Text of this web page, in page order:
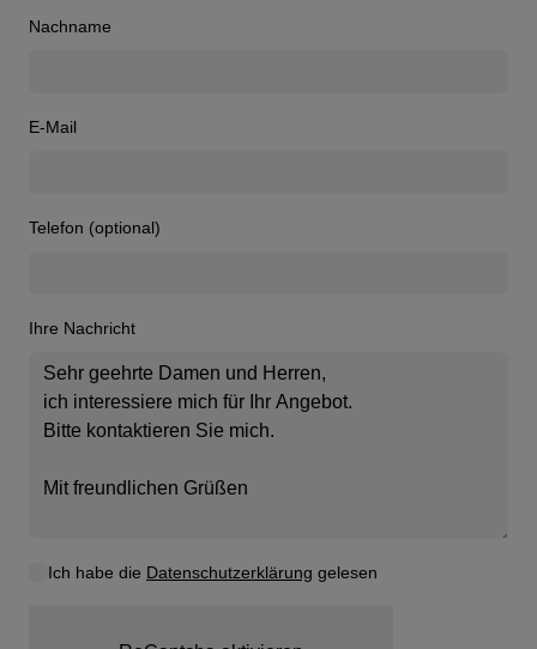
Nachname
E-Mail
Telefon (optional)
Ihre Nachricht
Ich habe die Datenschutzerklärung gelesen